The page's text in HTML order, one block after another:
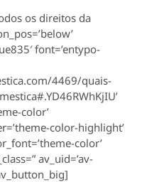
os direitos da
font=’entypo-
4469/quais-
color’
color-highlight’
color’
av_uid=’av-